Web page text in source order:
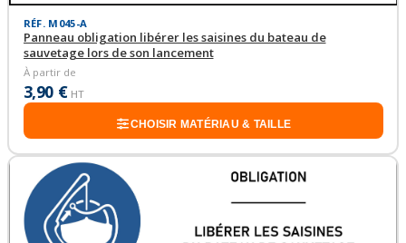
RÉF. M045-A
Panneau obligation libérer les saisines du bateau de
sauvetage lors de son lancement
À partir de
3,90 € HT
CHOISIR MATÉRIAU & TAILLE